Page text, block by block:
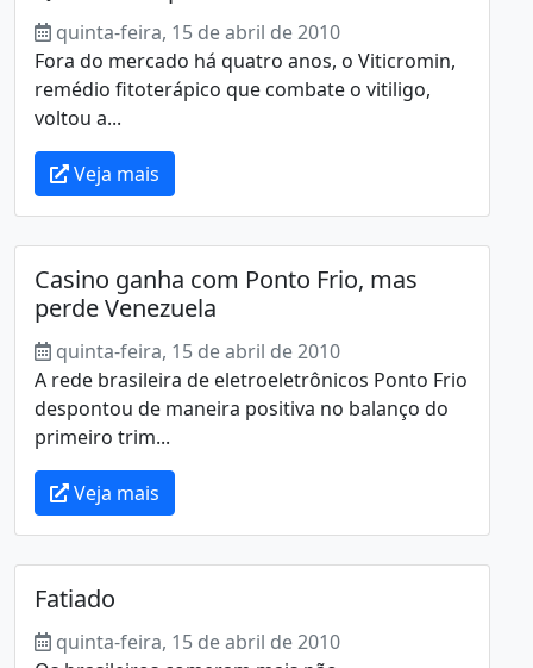
quinta-feira, 15 de abril de 2010
Fora do mercado há quatro anos, o Viticromin,
remédio fitoterápico que combate o vitiligo,
voltou a...
Veja mais
Casino ganha com Ponto Frio, mas
perde Venezuela
quinta-feira, 15 de abril de 2010
A rede brasileira de eletroeletrônicos Ponto Frio
despontou de maneira positiva no balanço do
primeiro trim...
Veja mais
Fatiado
quinta-feira, 15 de abril de 2010